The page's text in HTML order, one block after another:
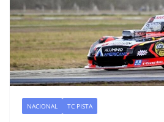
NACIONAL TC PISTA